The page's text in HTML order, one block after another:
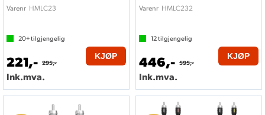
Varenr HMLC23
20+tilgjengelig
221,- 295,-
Ink.mva.
KJØP
Varenr HMLC232
12tilgjengelig
446,- 595,-
Ink.mva.
KJØP